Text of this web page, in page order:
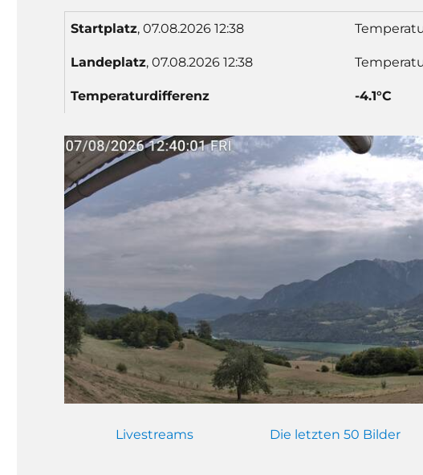
Startplatz, 07.08.2026 12:38
Landeplatz, 07.08.2026 12:38
Temperaturdifferenz -4.1°C
Livestreams Die letzten 50 Bilder